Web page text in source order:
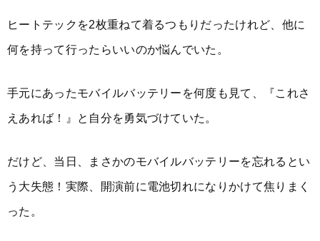
ヒートテックを2枚重ねて着るつもりだったけれど、他に
何を持って行ったらいいのか悩んでいた。
手元にあったモバイルバッテリーを何度も見て、『これさ
えあれば！』と自分を勇気づけていた。
だけど、当日、まさかのモバイルバッテリーを忘れるとい
う大失態！実際、開演前に電池切れになりかけて焦りまく
った。